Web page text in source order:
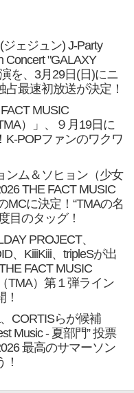
ジェジュン) J-Party
Concert "GALAXY
を、3月29日(日)にニ
占最速初放送が決定！
FACT MUSIC
）」、９月19日に
K-POPファンのワクワ
ンム＆ソヒョン（少女
THE FACT MUSIC
MCに決定！“TMAの名
目のタッグ！
PROJECT、
、KiiiKiii、tripleSが出
FACT MUSIC
TMA）第１弾ライン
CORTISらが候補
Music - 夏部門” 投票
最高のサマーソン